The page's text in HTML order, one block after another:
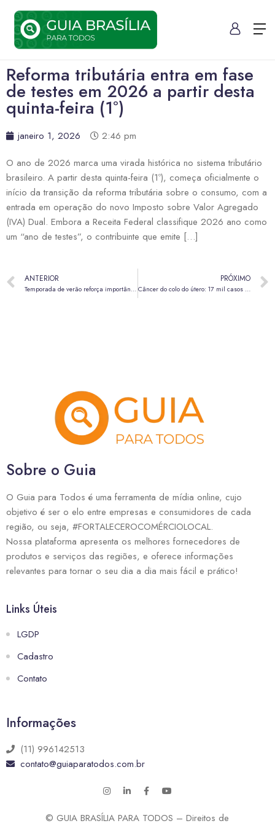
Reforma tributária entra em fase
de testes em 2026 a partir desta
quinta-feira (1º)
janeiro 1, 2026
2:46 pm
O ano de 2026 marca uma virada histórica no sistema tributário
brasileiro. A partir desta quinta-feira (1º), começa oficialmente o
início da transição da reforma tributária sobre o consumo, com a
entrada em operação do novo Imposto sobre Valor Agregado
(IVA) Dual. Embora a Receita Federal classifique 2026 ano como
um “ano de testes”, o contribuinte que emite […]
ANTERIOR
Temporada de verão reforça importância do protetor solar no combate ao câncer de pele
PRÓXIMO
Câncer do colo do útero: 17 mil casos poderiam ser evitados com prevenção e vacina
Sobre o Guia
O Guia para Todos é uma ferramenta de mídia online, cujo
objetivo é ser o elo entre empresas e consumidores de cada
região, ou seja, #FORTALECEROCOMÉRCIOLOCAL.
Nossa plataforma apresenta os melhores fornecedores de
produtos e serviços das regiões, e oferece informações
relevantes para tornar o seu dia a dia mais fácil e prático!
Links Úteis
LGDP
Cadastro
Contato
Informações
(11) 996142513
contato@guiaparatodos.com.br
© GUIA BRASÍLIA PARA TODOS – Direitos de